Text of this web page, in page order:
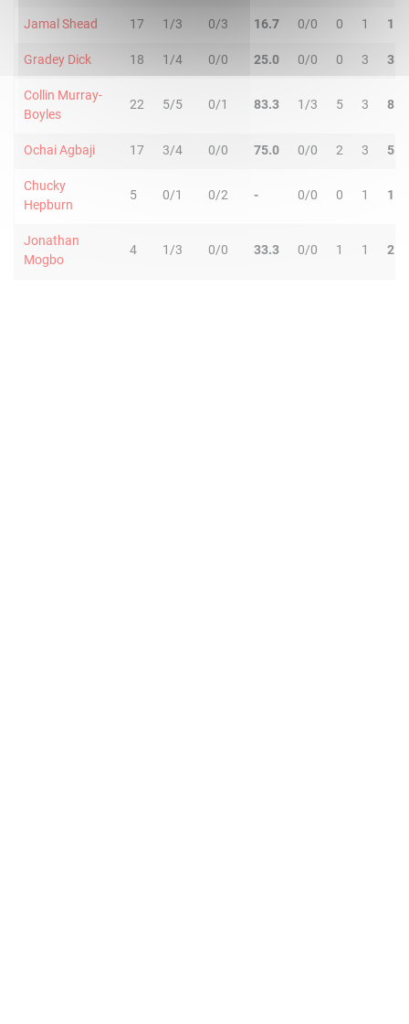
Jamal Shead 17 1/3 0/3 16.7 0/0 0 1 1
Gradey Dick 18 1/4 0/0 25.0 0/0 0 3 3
Collin Murray-
Boyles
22 5/5 0/1 83.3 1/3 5 3 8
Ochai Agbaji 17 3/4 0/0 75.0 0/0 2 3 5
Chucky
Hepburn
5 0/1 0/2 - 0/0 0 1 1
Jonathan
Mogbo
4 1/3 0/0 33.3 0/0 1 1 2